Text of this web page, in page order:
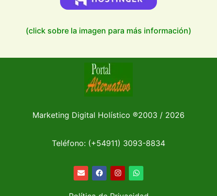
(click sobre la imagen para más información)
Marketing Digital Holístico ®2003 / 2026
Teléfono: (+54911) 3093-8834